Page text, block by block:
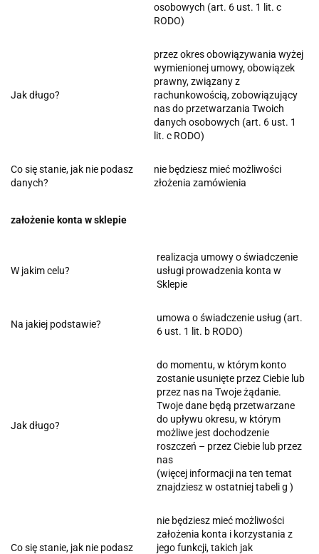
osobowych (art. 6 ust. 1 lit. c
RODO)
Jak długo?
przez okres obowiązywania wyżej
wymienionej umowy, obowiązek
prawny, związany z
rachunkowością, zobowiązujący
nas do przetwarzania Twoich
danych osobowych (art. 6 ust. 1
lit. c RODO)
Co się stanie, jak nie podasz
danych?
nie będziesz mieć możliwości
złożenia zamówienia
założenie konta w sklepie
W jakim celu?
realizacja umowy o świadczenie
usługi prowadzenia konta w
Sklepie
Na jakiej podstawie?
umowa o świadczenie usług (art.
6 ust. 1 lit. b RODO)
Jak długo?
do momentu, w którym konto
zostanie usunięte przez Ciebie lub
przez nas na Twoje żądanie.
Twoje dane będą przetwarzane
do upływu okresu, w którym
możliwe jest dochodzenie
roszczeń – przez Ciebie lub przez
nas
(więcej informacji na ten temat
znajdziesz w ostatniej tabeli g )
Co się stanie, jak nie podasz
nie będziesz mieć możliwości
założenia konta i korzystania z
jego funkcji, takich jak